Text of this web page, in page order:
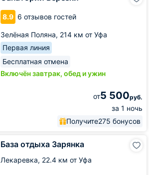
8.9 6 отзывов гостей
Зелёная Поляна, 214 км от Уфа
Первая линия
Бесплатная отмена
Включён завтрак, обед и ужин
от5 500руб.
за 1 ночь
Получите275 бонусов
База отдыха Зарянка
Лекаревка, 22.4 км от Уфа